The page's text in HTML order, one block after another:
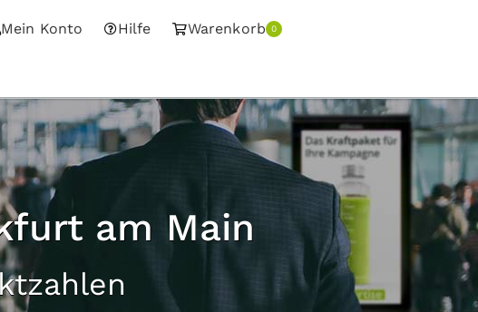
Mein Konto Hilfe Warenkorb 0
am Main